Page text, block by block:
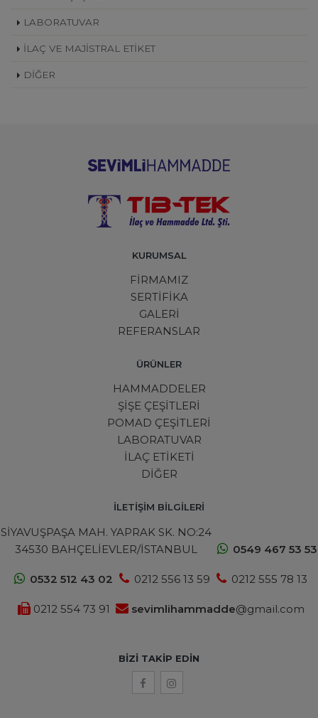
LABORATUVAR
İLAÇ VE MAJİSTRAL ETİKET
DİĞER
KURUMSAL
FİRMAMIZ
SERTİFİKA
GALERİ
REFERANSLAR
ÜRÜNLER
HAMMADDELER
ŞİŞE ÇEŞİTLERİ
POMAD ÇEŞİTLERİ
LABORATUVAR
İLAÇ ETİKETİ
DİĞER
İLETİŞİM BİLGİLERİ
SİYAVUŞPAŞA MAH. YAPRAK SK. NO:24
34530 BAHÇELİEVLER/İSTANBUL
0549 467 53 53
0532 512 43 02 0212 556 13 59 0212 555 78 13
0212 554 73 91 sevimlihammadde@gmail.com
BIZI TAKIP EDIN